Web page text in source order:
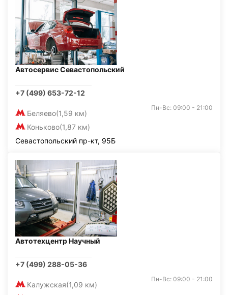
Автосервис Севастопольский
+7 (499) 653-72-12
Беляево(1,59 км)
Коньково(1,87 км)
Пн-Вс: 09:00 - 21:00
Севастопольский пр-кт, 95Б
Автотехцентр Научный
+7 (499) 288-05-36
Калужская(1,09 км)
Пн-Вс: 09:00 - 21:00